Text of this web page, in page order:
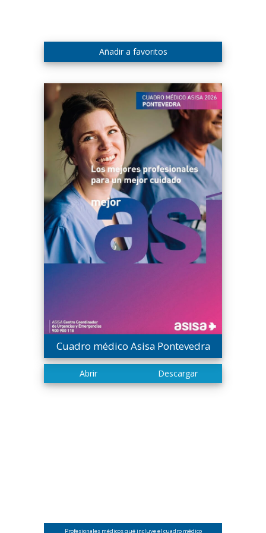
Cuadro médico Asisa Pontevedra
Profesionales médicos qué incluye el cuadro médico